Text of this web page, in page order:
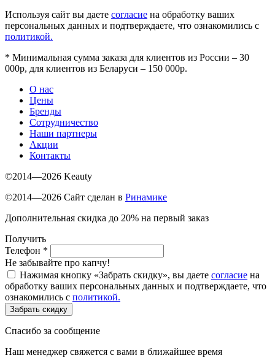
Используя сайт вы даете согласие на обработку ваших
персональных данных и подтверждаете, что ознакомились с
политикой.
* Минимальная сумма заказа для клиентов из России – 30
000р, для клиентов из Беларуси – 150 000р.
О нас
Цены
Бренды
Сотрудничество
Наши партнеры
Акции
Контакты
©2014—2026 Keauty
©2014—2026 Сайт сделан в Ринамике
Дополнительная скидка до 20% на первый заказ
Получить
Телефон *
Не забывайте про капчу!
Нажимая кнопку «Забрать скидку», вы даете согласие на
обработку ваших персональных данных и подтверждаете, что
ознакомились с политикой.
Забрать скидку
Спасибо за сообщение
Наш менеджер свяжется с вами в ближайшее время